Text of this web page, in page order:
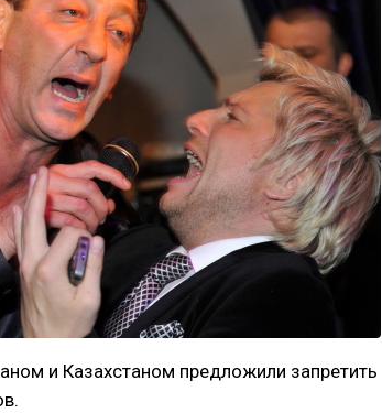
и Казахстаном предложили запретить